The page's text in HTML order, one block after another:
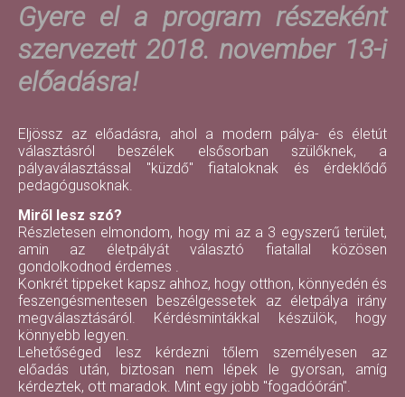
Gyere el a program részeként
szervezett 2018. november 13-i
előadásra!
Eljössz az előadásra, ahol a modern pálya- és életút
választásról beszélek elsősorban szülőknek, a
pályaválasztással "küzdő" fiataloknak és érdeklődő
pedagógusoknak.
Miről lesz szó?
Részletesen elmondom, hogy mi az a 3 egyszerű terület,
amin az életpályát választó fiatallal közösen
gondolkodnod érdemes .
Konkrét tippeket kapsz ahhoz, hogy otthon, könnyedén és
feszengésmentesen beszélgessetek az életpálya irány
megválasztásáról. Kérdésmintákkal készülök, hogy
könnyebb legyen.
Lehetőséged lesz kérdezni tőlem személyesen az
előadás után, biztosan nem lépek le gyorsan, amíg
kérdeztek, ott maradok. Mint egy jobb "fogadóórán".